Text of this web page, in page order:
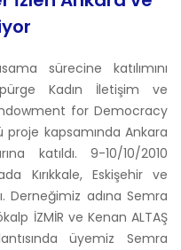
sürecine katılımını
Kadın İletişim ve
for Democracy
kapsamında Ankara
katıldı. 9-10/10/2010
Kırıkkale, Eskişehir ve
Derneğimiz adına Semra
İZMİR ve Kenan ALTAŞ
üyemiz Semra